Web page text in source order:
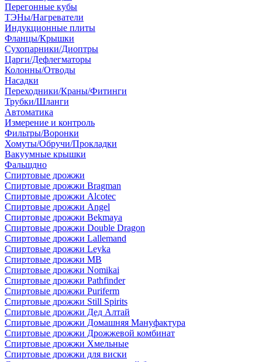
Перегонные кубы
ТЭНы/Нагреватели
Индукционные плиты
Фланцы/Крышки
Сухопарники/Диоптры
Царги/Дефлегматоры
Колонны/Отводы
Насадки
Переходники/Краны/Фитинги
Трубки/Шланги
Автоматика
Измерение и контроль
Фильтры/Воронки
Хомуты/Обручи/Прокладки
Вакуумные крышки
Фальшдно
Спиртовые дрожжи
Спиртовые дрожжи Bragman
Спиртовые дрожжи Alcotec
Спиртовые дрожжи Angel
Спиртовые дрожжи Bekmaya
Спиртовые дрожжи Double Dragon
Спиртовые дрожжи Lallemand
Спиртовые дрожжи Leyka
Спиртовые дрожжи MB
Спиртовые дрожжи Nomikai
Спиртовые дрожжи Pathfinder
Спиртовые дрожжи Puriferm
Спиртовые дрожжи Still Spirits
Спиртовые дрожжи Дед Алтай
Спиртовые дрожжи Домашняя Мануфактура
Спиртовые дрожжи Дрожжевой комбинат
Спиртовые дрожжи Хмельные
Спиртовые дрожжи для виски